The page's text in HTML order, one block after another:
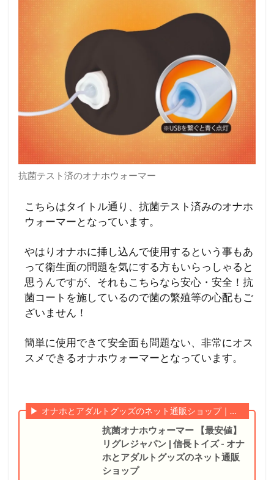
抗菌テスト済のオナホウォーマー
こちらはタイトル通り、抗菌テスト済みのオナホ
ウォーマーとなっています。
やはりオナホに挿し込んで使用するという事もあ
って衛生面の問題を気にする方もいらっしゃると
思うんですが、それもこちらなら安心・安全！抗
菌コートを施しているので菌の繁殖等の心配もご
ざいません！
簡単に使用できて安全面も問題ない、非常にオス
スメできるオナホウォーマーとなっています。
オナホとアダルトグッズのネット通販ショップ｜信長トイズ
抗菌オナホウォーマー 【最安値】
リグレジャパン | 信長トイズ - オナ
ホとアダルトグッズのネット通販
ショップ